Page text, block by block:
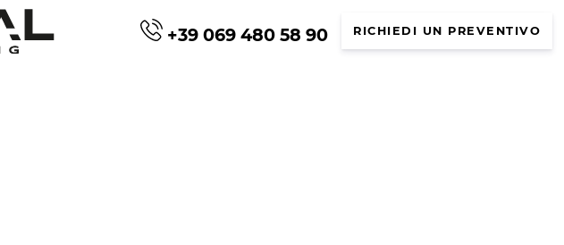
+39 069 480 58 90 RICHIEDI UN PREVENTIVO